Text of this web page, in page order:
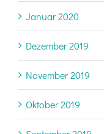
Januar 2020
Dezember 2019
November 2019
Oktober 2019